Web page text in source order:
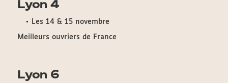
Lyon 4
Les 14 & 15 novembre
Meilleurs ouvriers de France
Lyon 6